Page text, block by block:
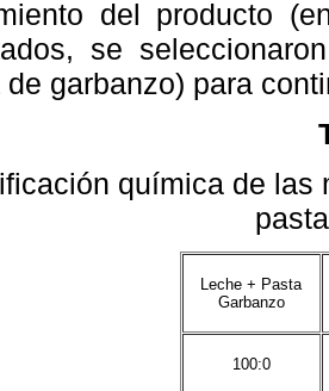
del producto
se
de garbanzo) para
química de las
Leche + Pasta
Garbanzo
100:0